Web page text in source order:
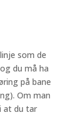
som de
du må ha
på bane
Om man
at du tar